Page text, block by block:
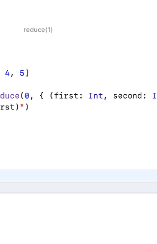
reduce(1)